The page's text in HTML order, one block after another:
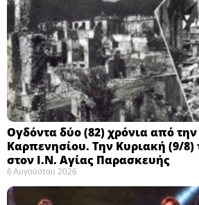
Ογδόντα δύο (82) χρόνια από
Καρπενησίου. Την Κυριακή (9/8)
στον Ι.Ν. Αγίας Παρασκευής
6 Αυγούστου 2026